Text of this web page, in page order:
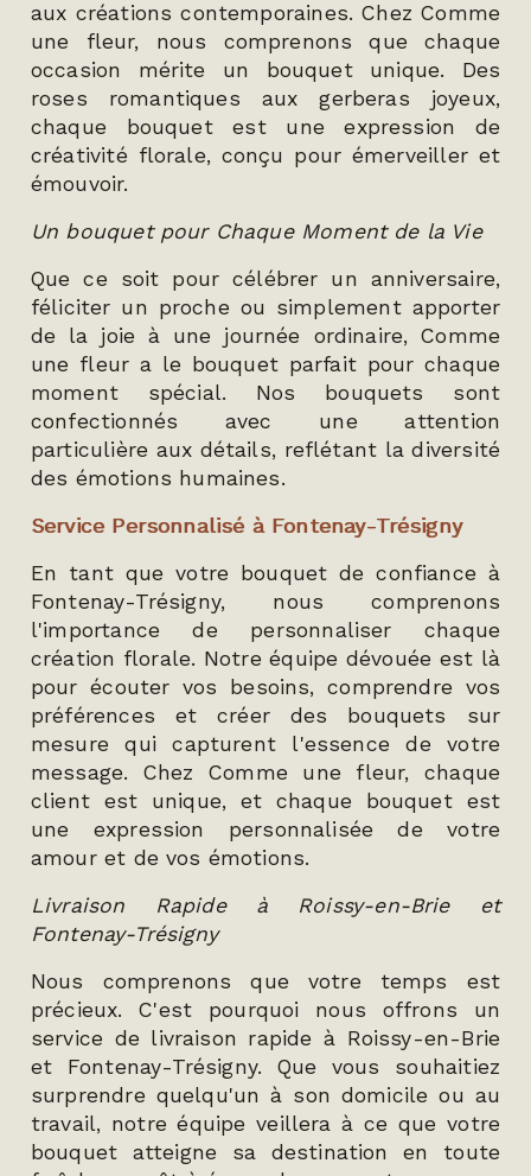
aux créations contemporaines. Chez Comme
une fleur, nous comprenons que chaque
occasion mérite un bouquet unique. Des
roses romantiques aux gerberas joyeux,
chaque bouquet est une expression de
créativité florale, conçu pour émerveiller et
émouvoir.
Un bouquet pour Chaque Moment de la Vie
Que ce soit pour célébrer un anniversaire,
féliciter un proche ou simplement apporter
de la joie à une journée ordinaire, Comme
une fleur a le bouquet parfait pour chaque
moment spécial. Nos bouquets sont
confectionnés avec une attention
particulière aux détails, reflétant la diversité
des émotions humaines.
Service Personnalisé à Fontenay-Trésigny
En tant que votre bouquet de confiance à
Fontenay-Trésigny, nous comprenons
l'importance de personnaliser chaque
création florale. Notre équipe dévouée est là
pour écouter vos besoins, comprendre vos
préférences et créer des bouquets sur
mesure qui capturent l'essence de votre
message. Chez Comme une fleur, chaque
client est unique, et chaque bouquet est
une expression personnalisée de votre
amour et de vos émotions.
Livraison Rapide à Roissy-en-Brie et
Fontenay-Trésigny
Nous comprenons que votre temps est
précieux. C'est pourquoi nous offrons un
service de livraison rapide à Roissy-en-Brie
et Fontenay-Trésigny. Que vous souhaitiez
surprendre quelqu'un à son domicile ou au
travail, notre équipe veillera à ce que votre
bouquet atteigne sa destination en toute